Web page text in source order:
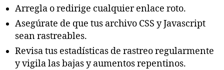
Arregla o redirige cualquier enlace roto.
Asegúrate de que tus archivo CSS y Javascript
sean rastreables.
Revisa tus estadísticas de rastreo regularmente
y vigila las bajas y aumentos repentinos.